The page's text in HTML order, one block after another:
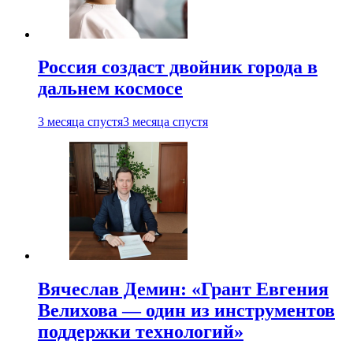
Россия создаст двойник города в
дальнем космосе
3 месяца спустя3 месяца спустя
Вячеслав Демин: «Грант Евгения
Велихова — один из инструментов
поддержки технологий»